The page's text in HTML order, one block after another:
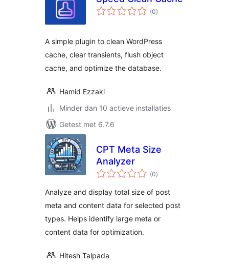
(0totaal
waarderingen
)
A simple plugin to clean WordPress
cache, clear transients, flush object
cache, and optimize the database.
Hamid Ezzaki
Minder dan 10 actieve installaties
Getest met 6.7.6
CPT Meta Size
Analyzer
(0totaal
waarderingen
)
Analyze and display total size of post
meta and content data for selected post
types. Helps identify large meta or
content data for optimization.
Hitesh Talpada